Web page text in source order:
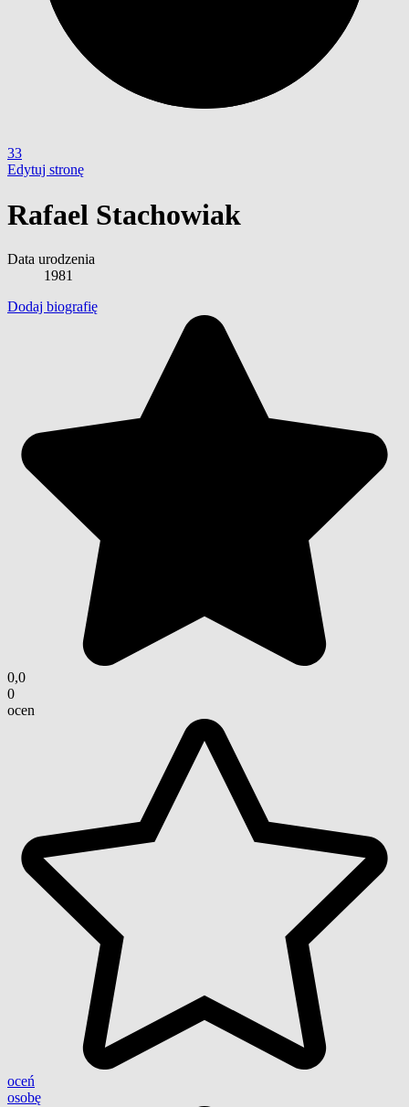
33
Edytuj stronę
Rafael Stachowiak
Data urodzenia
1981
Dodaj biografię
0,0
0
ocen
oceń
osobę